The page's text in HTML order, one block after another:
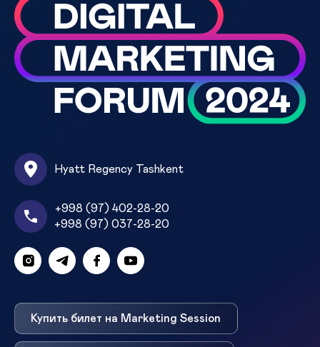
Hyatt Regency Tashkent
+998 (97) 402-28-20
+998 (97) 037-28-20
Купить билет на Marketing Session